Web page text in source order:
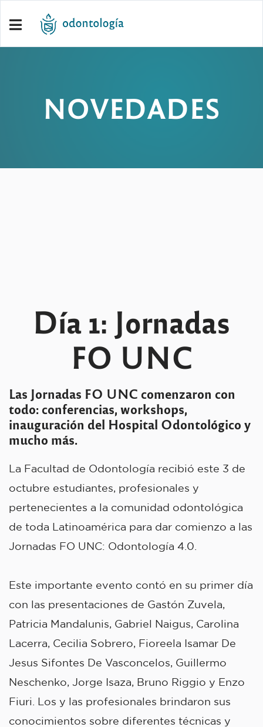
NOVEDADES
Día 1: Jornadas
FO UNC
Las Jornadas FO UNC comenzaron con
todo: conferencias, workshops,
inauguración del Hospital Odontológico y
mucho más.
La Facultad de Odontología recibió este 3 de
octubre estudiantes, profesionales y
pertenecientes a la comunidad odontológica
de toda Latinoamérica para dar comienzo a las
Jornadas FO UNC: Odontología 4.0.
Este importante evento contó en su primer día
con las presentaciones de Gastón Zuvela,
Patricia Mandalunis, Gabriel Naigus, Carolina
Lacerra, Cecilia Sobrero, Fioreela Isamar De
Jesus Sifontes De Vasconcelos, Guillermo
Neschenko, Jorge Isaza, Bruno Riggio y Enzo
Fiuri. Los y las profesionales brindaron sus
conocimientos sobre diferentes técnicas y